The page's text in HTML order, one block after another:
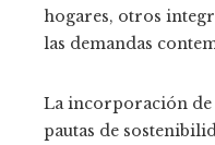
hogares, otros
las demandas
La incorporación de
pautas de